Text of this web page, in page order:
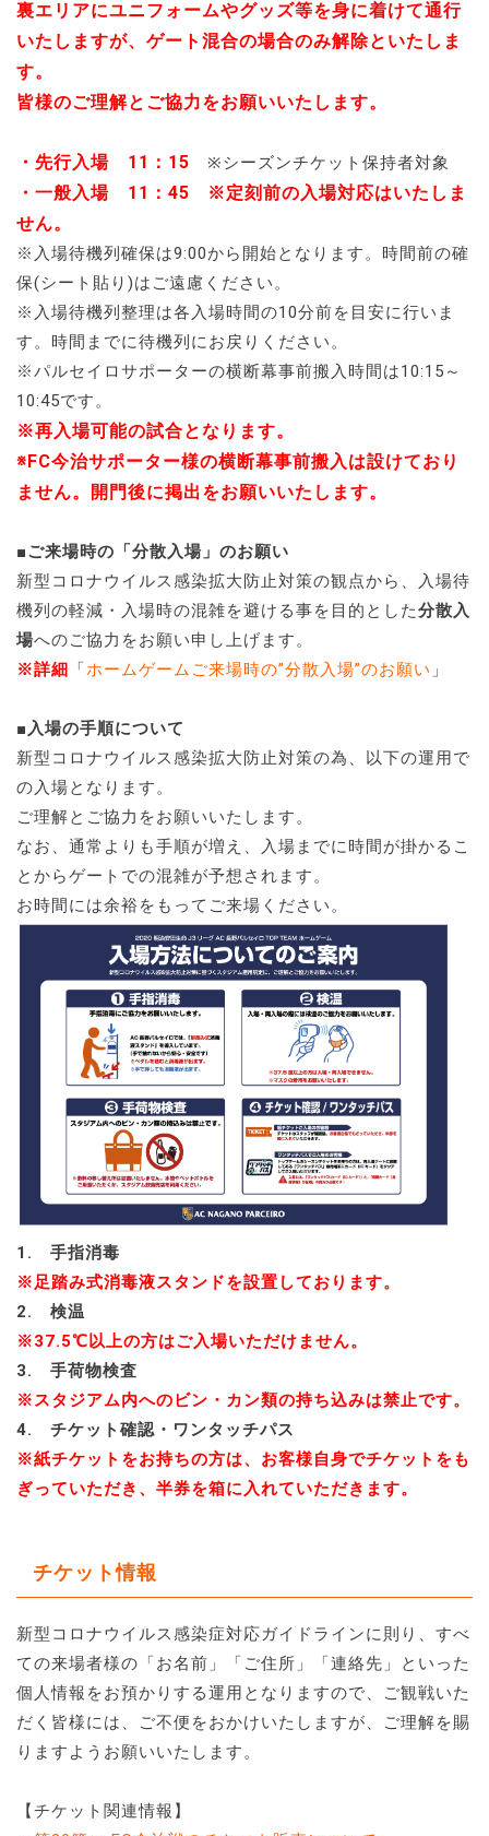
裏エリアにユニフォームやグッズ等を身に着けて通行
いたしますが、ゲート混合の場合のみ解除といたしま
す。
皆様のご理解とご協力をお願いいたします。
・先行入場 11：15 ※シーズンチケット保持者対象
・一般入場 11：45
※定刻前の入場対応はいたしま
せん。
※入場待機列確保は9:00から開始となります。時間前の確
保(シート貼り)はご遠慮ください。
※入場待機列整理は各入場時間の10分前を目安に行いま
す。時間までに待機列にお戻りください。
※パルセイロサポーターの横断幕事前搬入時間は10:15～
10:45です。
※再入場可能の試合となります。
※FC今治サポーター様の横断幕事前搬入は設けており
ません。開門後に掲出をお願いいたします。
■ご来場時の「分散入場」のお願い
新型コロナウイルス感染拡大防止対策の観点から、入場待
機列の軽減・入場時の混雑を避ける事を目的とした分散入
場へのご協力をお願い申し上げます。
※詳細
「 ホームゲームご来場時の”分散入場”のお願い 」
■入場の手順について
新型コロナウイルス感染拡大防止対策の為、以下の運用で
の入場となります。
ご理解とご協力をお願いいたします。
なお、通常よりも手順が増え、入場までに時間が掛かるこ
とからゲートでの混雑が予想されます。
お時間には余裕をもってご来場ください。
1. 手指消毒
※足踏み式消毒液スタンドを設置しております。
2. 検温
※37.5℃以上の方はご入場いただけません。
3. 手荷物検査
※スタジアム内へのビン・カン類の持ち込みは禁止です。
4. チケット確認・ワンタッチパス
※紙チケットをお持ちの方は、お客様自身でチケットをも
ぎっていただき、半券を箱に入れていただきます。
チケット情報
新型コロナウイルス感染症対応ガイドラインに則り、すべ
ての来場者様の「お名前」「ご住所」「連絡先」といった
個人情報をお預かりする運用となりますので、ご観戦いた
だく皆様には、ご不便をおかけいたしますが、ご理解を賜
りますようお願いいたします。
【チケット関連情報】